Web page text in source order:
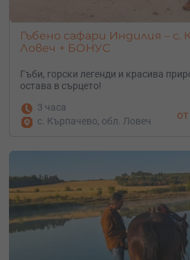
Гъбено сафари Индилия – с.
Ловеч + БОНУС
Гъби, горски легенди и красива
остава в сърцето!
3 часа
с. Кърпачево, обл. Ловеч
от